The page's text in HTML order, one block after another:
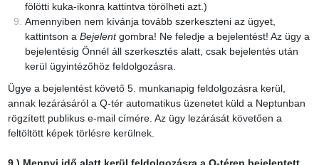
fölötti kuka-ikonra kattintva törölheti azt.)
Amennyiben nem kívánja tovább szerkeszteni az ügyet,
kattintson a Bejelentgombra! Ne feledje a bejelentést! Az ügy a
bejelentésig Önnél áll szerkesztés alatt, csak bejelentés után
kerül ügyintézőhöz feldolgozásra.
Ügye a bejelentést követő 5. munkanapig feldolgozásra kerül,
annak lezárásáról a Q-tér automatikus üzenetet küld a Neptunban
rögzített publikus e-mail címére. Az ügy lezárását követően a
feltöltött képek törlésre kerülnek.